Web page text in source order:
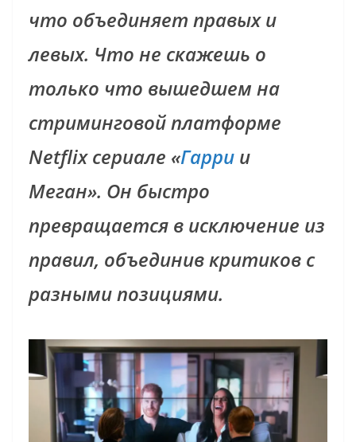
что объединяет правых и
левых. Что не скажешь о
только что вышедшем на
стриминговой платформе
Netflix сериале «Гарри и
Меган». Он быстро
превращается в исключение из
правил, объединив критиков с
разными позициями.